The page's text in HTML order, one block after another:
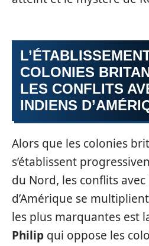
COLONIES
LES CONFLITS
INDIENS
Alors que les colonies
s’établissent
du Nord, les conflits
d’Amérique se
les plus marquantes est
Philip qui oppose les